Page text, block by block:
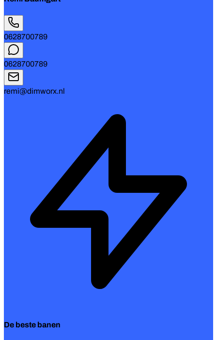
0628700789
0628700789
remi@dimworx.nl
De beste banen